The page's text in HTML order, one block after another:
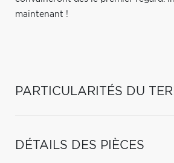
maintenant !
PARTICULARITÉS DU
DÉTAILS DES PIÈCES